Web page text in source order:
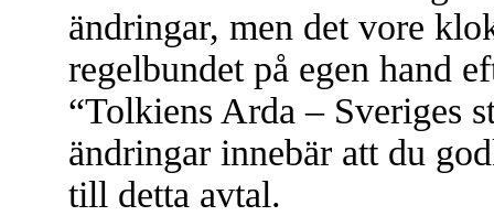
ändringar, men det vore
regelbundet på egen hand
“Tolkiens Arda – Sveriges
ändringar innebär att du
till detta avtal.